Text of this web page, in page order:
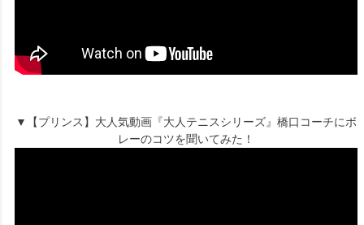
▼【プリンス】大人気動画『大人テニスシリーズ』橋口コーチにボ
レーのコツを聞いてみた！